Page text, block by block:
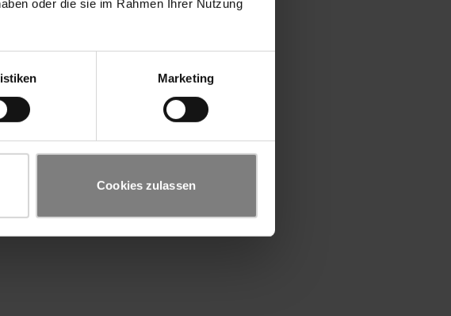
oder die sie im Rahmen Ihrer Nutzung
Marketing
Cookies zulassen